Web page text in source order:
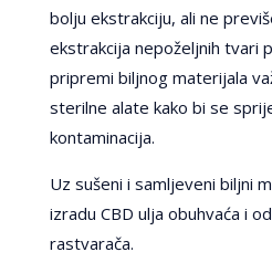
bolju ekstrakciju, ali ne
ekstrakcija nepoželjnih tvari
pripremi biljnog materijala
sterilne alate kako bi se
kontaminacija.
Uz sušeni i samljeveni biljni
izradu CBD ulja obuhvaća i
rastvarača.